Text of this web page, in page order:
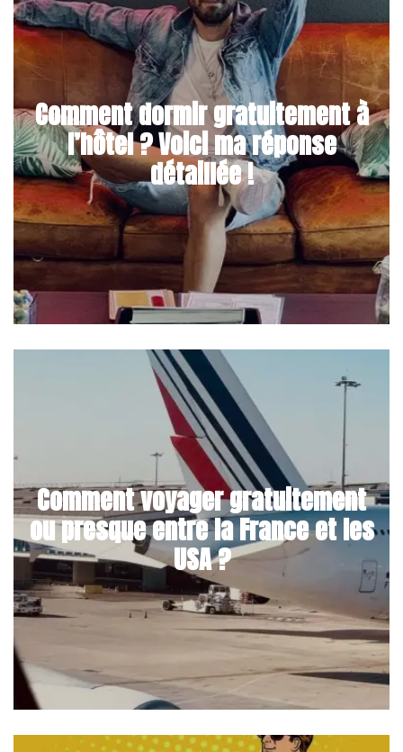
Comment dormir gratuitement à
l’hôtel ? Voici ma réponse
détaillée !
Comment voyager gratuitement
ou presque entre la France et les
USA ?